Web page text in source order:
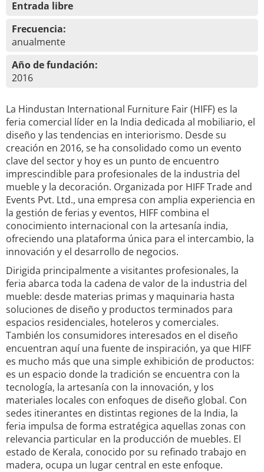
Entrada libre
Frecuencia:
anualmente
Año de fundación:
2016
La Hindustan International Furniture Fair (HIFF) es la
feria comercial líder en la India dedicada al mobiliario, el
diseño y las tendencias en interiorismo. Desde su
creación en 2016, se ha consolidado como un evento
clave del sector y hoy es un punto de encuentro
imprescindible para profesionales de la industria del
mueble y la decoración. Organizada por HIFF Trade and
Events Pvt. Ltd., una empresa con amplia experiencia en
la gestión de ferias y eventos, HIFF combina el
conocimiento internacional con la artesanía india,
ofreciendo una plataforma única para el intercambio, la
innovación y el desarrollo de negocios.
Dirigida principalmente a visitantes profesionales, la
feria abarca toda la cadena de valor de la industria del
mueble: desde materias primas y maquinaria hasta
soluciones de diseño y productos terminados para
espacios residenciales, hoteleros y comerciales.
También los consumidores interesados en el diseño
encuentran aquí una fuente de inspiración, ya que HIFF
es mucho más que una simple exhibición de productos:
es un espacio donde la tradición se encuentra con la
tecnología, la artesanía con la innovación, y los
materiales locales con enfoques de diseño global. Con
sedes itinerantes en distintas regiones de la India, la
feria impulsa de forma estratégica aquellas zonas con
relevancia particular en la producción de muebles. El
estado de Kerala, conocido por su refinado trabajo en
madera, ocupa un lugar central en este enfoque.